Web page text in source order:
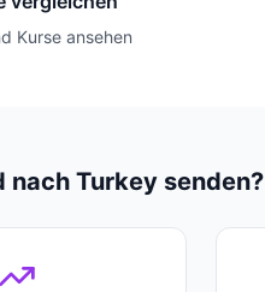
Kurse ansehen
nach Turkey senden?